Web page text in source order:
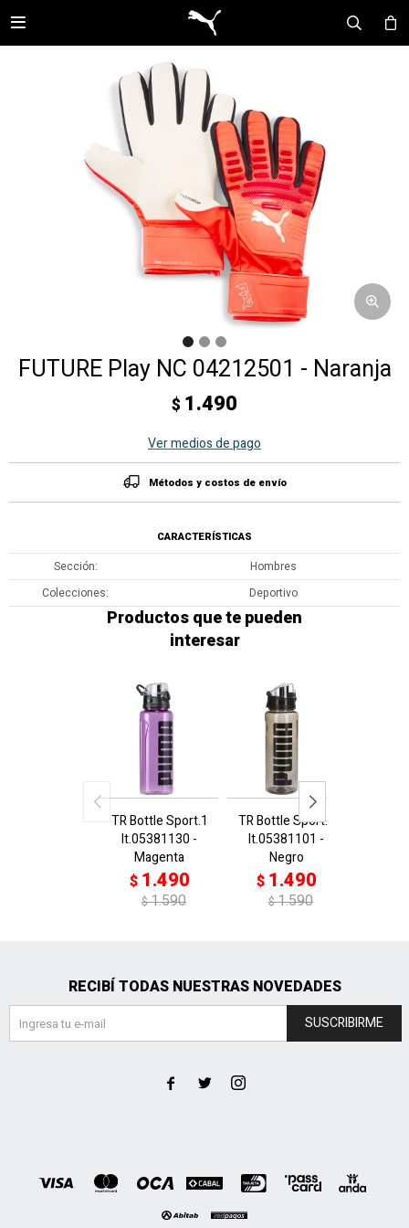

FUTURE Play NC 04212501 - Naranja
$ 1.490
Ver medios de pago
Métodos y costos de envío
CARACTERÍSTICAS
Sección
Hombres
Colecciones
Deportivo
Productos que te pueden
interesar
TR Bottle Sport.1
lt.05381130 -
Magenta
$ 1.490
$1.590
TR Bottle Sport.1
lt.05381101 -
Negro
$ 1.490
$1.590
RECIBÍ TODAS NUESTRAS NOVEDADES
SUSCRIBIRME
  